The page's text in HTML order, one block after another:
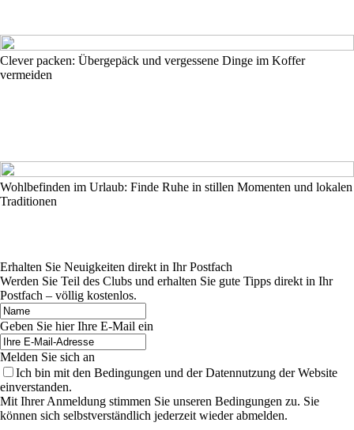
Clever packen: Übergepäck und vergessene Dinge im Koffer
vermeiden
Wohlbefinden im Urlaub: Finde Ruhe in stillen Momenten und lokalen
Traditionen
Erhalten Sie Neuigkeiten direkt in Ihr Postfach
Werden Sie Teil des Clubs und erhalten Sie gute Tipps direkt in Ihr
Postfach – völlig kostenlos.
Geben Sie hier Ihre E-Mail ein
Melden Sie sich an
Ich bin mit den Bedingungen und der Datennutzung der Website
einverstanden.
Mit Ihrer Anmeldung stimmen Sie unseren Bedingungen zu. Sie
können sich selbstverständlich jederzeit wieder abmelden.